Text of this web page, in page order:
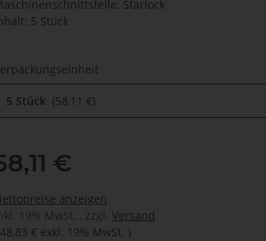
Starlock
5 Stück
5 Stück 58,11 €
€
anzeigen
19% MwSt. , zzgl. Versand
48,83 € exkl. 19% MwSt. )